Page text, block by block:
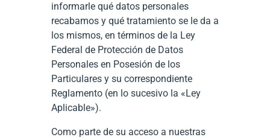
informarle qué datos personales
recabamos y qué tratamiento se le da a
los mismos, en términos de la Ley
Federal de Protección de Datos
Personales en Posesión de los
Particulares y su correspondiente
Reglamento (en lo sucesivo la «Ley
Aplicable»).
Como parte de su acceso a nuestras